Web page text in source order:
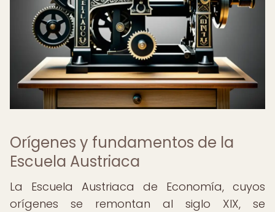
Orígenes y fundamentos de la
Escuela Austriaca
La Escuela Austriaca de Economía, cuyos
orígenes se remontan al siglo XIX, se